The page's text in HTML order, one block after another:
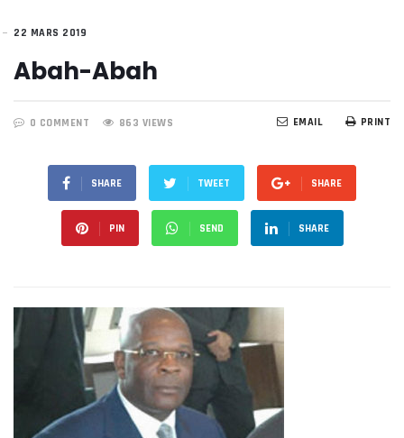
22 MARS 2019
Abah-Abah
0 COMMENT 863 VIEWS PRINT
EMAIL
SHARE TWEET SHARE
PIN SEND SHARE